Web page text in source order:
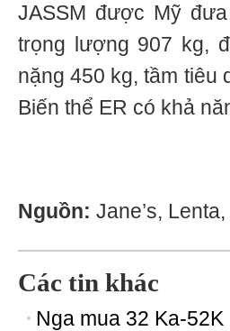
JASSM được Mỹ
trọng lượng 907 kg,
nặng 450 kg, tầm tiêu
Biến thể ER có khả
Nguồn: Jane’s,
Các tin khác
Nga mua 32 Kа-52K